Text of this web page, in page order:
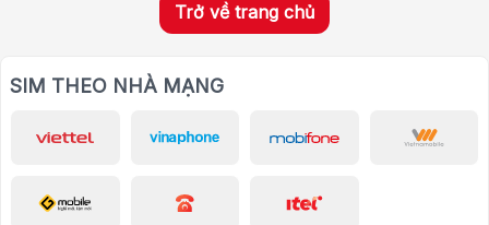
Trở về trang chủ
SIM THEO NHÀ MẠNG